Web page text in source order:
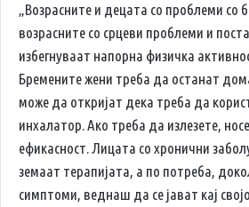
„Возрасните и децата со проблеми со
возрасните со срцеви проблеми и
избегнуваат напорна физичка
Бремените жени треба да останат
може да откријат дека треба да
инхалатор. Ако треба да излезете,
ефикасност. Лицата со хронични
земаат терапијата, а по потреба,
симптоми, веднаш да се јават кај